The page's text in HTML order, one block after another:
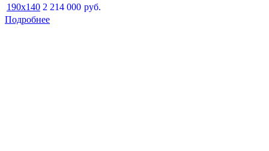
190x140 2 214 000 руб.
Подробнее